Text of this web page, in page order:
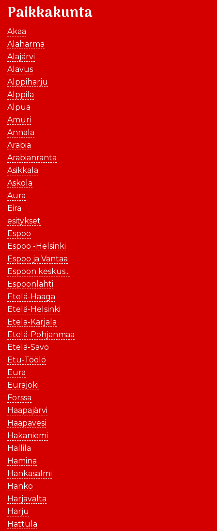
Paikkakunta
Akaa
Alahärmä
Alajärvi
Alavus
Alppiharju
Alppila
Alpua
Amuri
Annala
Arabia
Arabianranta
Asikkala
Askola
Aura
Eira
esitykset
Espoo
Espoo -Helsinki
Espoo ja Vantaa
Espoon keskus...
Espoonlahti
Etelä-Haaga
Etelä-Helsinki
Etelä-Karjala
Etelä-Pohjanmaa
Etelä-Savo
Etu-Töölö
Eura
Eurajoki
Forssa
Haapajärvi
Haapavesi
Hakaniemi
Hallila
Hamina
Hankasalmi
Hanko
Harjavalta
Harju
Hattula